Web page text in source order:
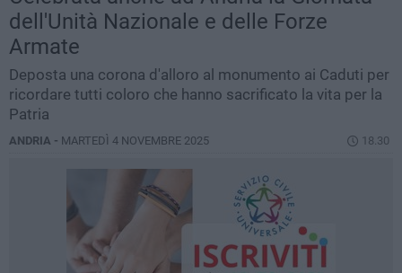
dell'Unità Nazionale e delle Forze
Armate
Deposta una corona d'alloro al monumento ai Caduti per
ricordare tutti coloro che hanno sacrificato la vita per la
Patria
ANDRIA - MARTEDÌ 4 NOVEMBRE 2025 18.30